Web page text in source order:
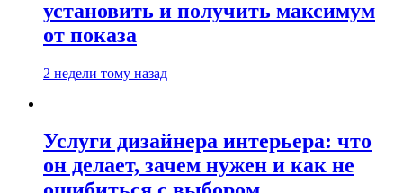
установить и получить максимум
от показа
2 недели тому назад
Услуги дизайнера интерьера: что
он делает, зачем нужен и как не